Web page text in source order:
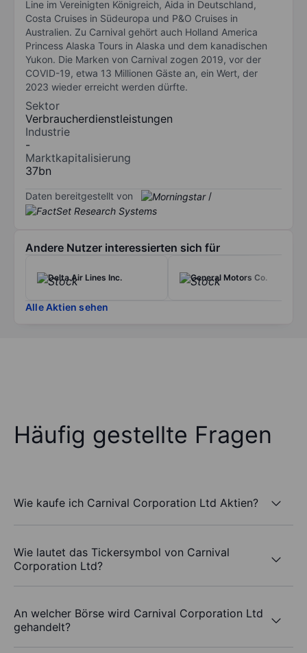
Line im Vereinigten Königreich, Aida in Deutschland,
Costa Cruises in Südeuropa und P&O Cruises in
Australien. Zu Carnival gehört auch Holland America
Princess Alaska Tours in Alaska und dem kanadischen
Yukon. Die Marken von Carnival zogen 2019, vor der
COVID-19, etwa 13 Millionen Gäste an, ein Wert, der
2023 wieder erreicht werden dürfte.
Sektor
Verbraucherdienstleistungen
Industrie
-
Marktkapitalisierung
37bn
Daten bereitgestellt von /
Andere Nutzer interessierten sich für
Delta Air Lines Inc. General Motors Co.
Alle Aktien sehen
Häufig gestellte Fragen
Wie kaufe ich Carnival Corporation Ltd Aktien?
Wie lautet das Tickersymbol von Carnival
Corporation Ltd?
An welcher Börse wird Carnival Corporation Ltd
gehandelt?